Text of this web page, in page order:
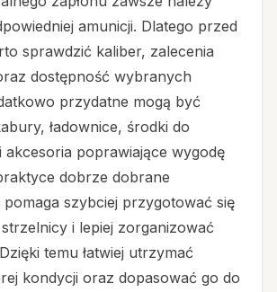
amunicji. Dlatego przed
sprawdzić kaliber, zalecenia
dostępność wybranych
przydatne mogą być
ładownice, środki do
akcesoria poprawiające wygodę
dobrze dobrane
szybciej przygotować się
i lepiej zorganizować
temu łatwiej utrzymać
kondycji oraz dopasować go do